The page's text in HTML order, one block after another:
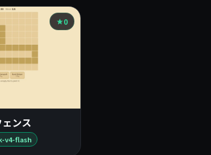
0
ェンス
v4-flash